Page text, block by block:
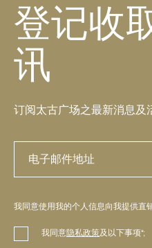
登记收
讯
订阅太古广场之最新消息及
我同意使用我的个人信息向我提供直
我同意隐私政策及以下事项*;